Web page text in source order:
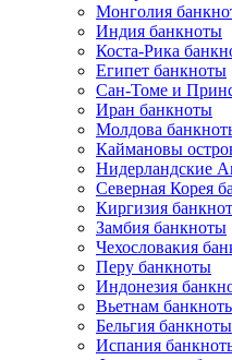
Монголия
Индия банкноты
Коста-Рика
Египет банкноты
Сан-Томе и
Иран банкноты
Молдова
Каймановы
Нидерландские
Северная Корея
Киргизия
Замбия банкноты
Чехословакия
Перу банкноты
Индонезия
Вьетнам
Бельгия банкноты
Испания